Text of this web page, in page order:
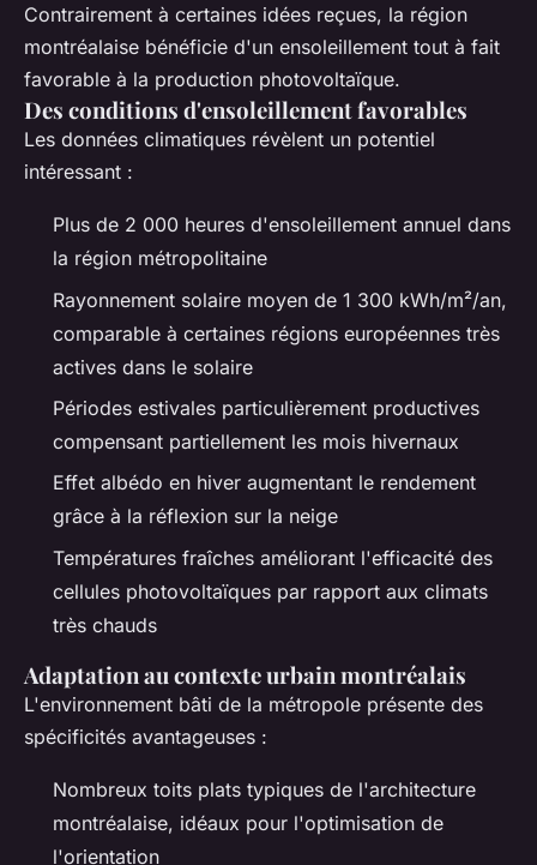
Contrairement à certaines idées reçues, la région
montréalaise bénéficie d'un ensoleillement tout à fait
favorable à la production photovoltaïque.
Des conditions d'ensoleillement favorables
Les données climatiques révèlent un potentiel
intéressant :
Plus de 2 000 heures d'ensoleillement annuel dans
la région métropolitaine
Rayonnement solaire moyen de 1 300 kWh/m²/an,
comparable à certaines régions européennes très
actives dans le solaire
Périodes estivales particulièrement productives
compensant partiellement les mois hivernaux
Effet albédo en hiver augmentant le rendement
grâce à la réflexion sur la neige
Températures fraîches améliorant l'efficacité des
cellules photovoltaïques par rapport aux climats
très chauds
Adaptation au contexte urbain montréalais
L'environnement bâti de la métropole présente des
spécificités avantageuses :
Nombreux toits plats typiques de l'architecture
montréalaise, idéaux pour l'optimisation de
l'orientation